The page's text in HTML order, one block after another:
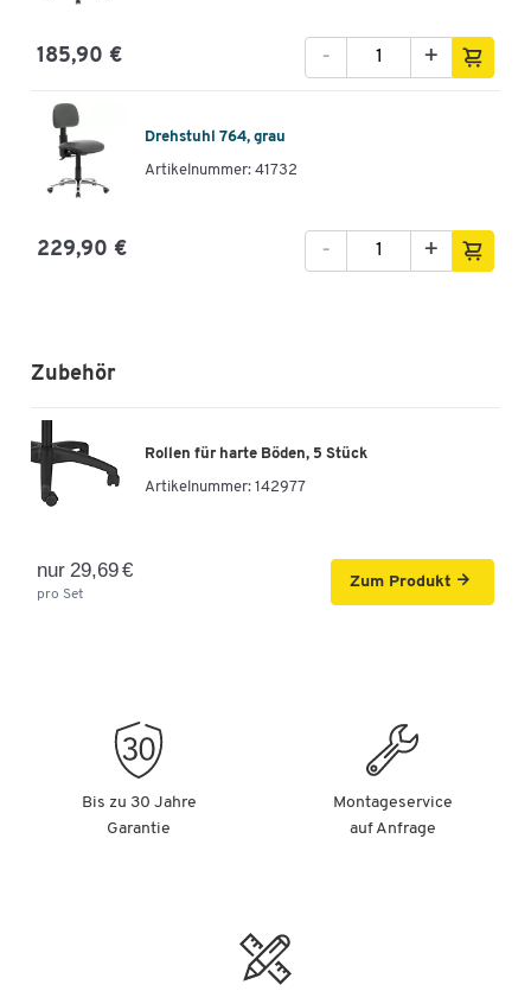
185,90 € +
-
Drehstuhl 764, grau
Artikelnummer: 41732
229,90 € +
-
Zubehör
Rollen für harte Böden, 5 Stück
Artikelnummer: 142977
nur 29,69 €
pro Set
Zum Produkt
Bis zu 30 Jahre
Garantie
Montageservice
auf Anfrage